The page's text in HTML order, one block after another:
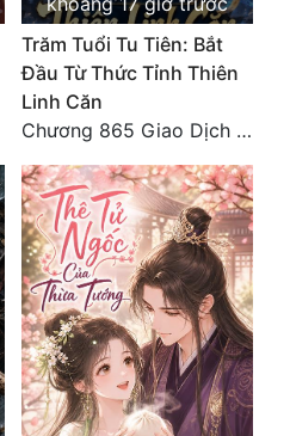
Trăm Tuổi Tu Tiên: Bắt
Đầu Từ Thức Tỉnh Thiên
Linh Căn
Chương 865 Giao Dịch Chí Cao Tiên Thuật!